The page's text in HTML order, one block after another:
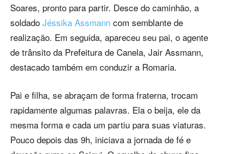
Soares, pronto para partir. Desce do caminhão, a
soldado Jéssika Assmann com semblante de
realização. Em seguida, apareceu seu pai, o agente
de trânsito da Prefeitura de Canela, Jair Assmann,
destacado também em conduzir a Romaria.
Pai e filha, se abraçam de forma fraterna, trocam
rapidamente algumas palavras. Ela o beija, ele da
mesma forma e cada um partiu para suas viaturas.
Pouco depois das 9h, iniciava a jornada de fé e